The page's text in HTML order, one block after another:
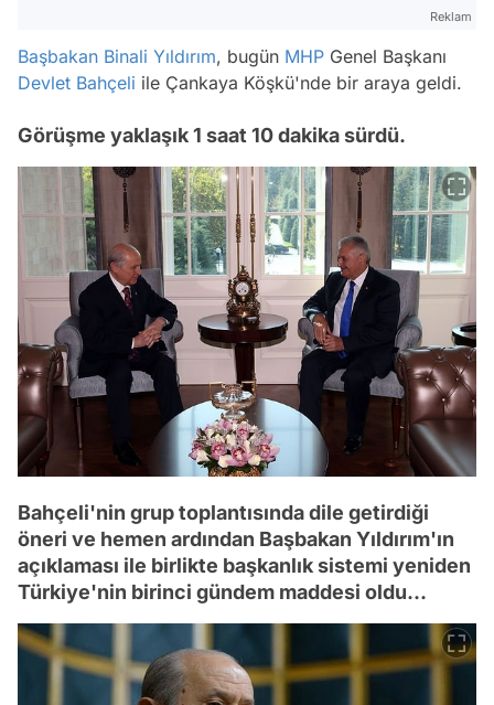
Reklam
Başbakan Binali Yıldırım, bugün MHP Genel Başkanı
Devlet Bahçeli ile Çankaya Köşkü'nde bir araya geldi.
Görüşme yaklaşık 1 saat 10 dakika sürdü.
Bahçeli'nin grup toplantısında dile getirdiği
öneri ve hemen ardından Başbakan Yıldırım'ın
açıklaması ile birlikte başkanlık sistemi yeniden
Türkiye'nin birinci gündem maddesi oldu...